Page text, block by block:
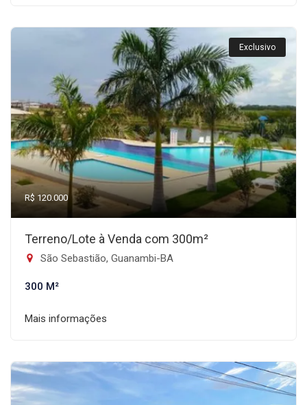
Exclusivo
R$ 120.000
Terreno/Lote à Venda com 300m²
São Sebastião, Guanambi-BA
300 M²
Mais informações